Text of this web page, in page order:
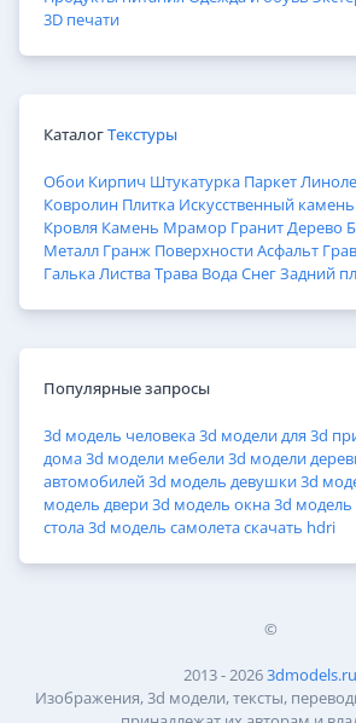
3D печати
КаталогТекстуры
Обои Кирпич Штукатурка Паркет
Ковролин Плитка Искусственный камень
Кровля Камень Мрамор ГранитДерево
Металл Гранж ПоверхностиАсфальт
ГалькаЛистваТрава ВодаСнегЗадний
Популярные запросы
3d модель человека3d модели для 3d
дома3d модели мебели3d модели
автомобилей3d модель девушки3d
модель двери3d модель окна3d
стола3d модель самолетаскачать hdri
©
2013 - 20263dmodels.ru
Изображения, 3d модели, тексты,